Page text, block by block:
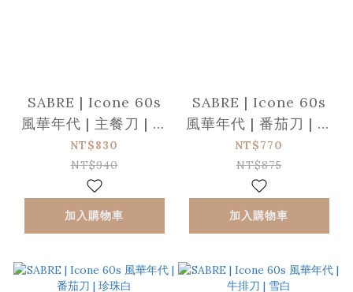
SABRE | Icone 60s
風華年代 | 主餐刀 | 珍
珠白
NT$830
NT$940
加入購物車
SABRE | Icone 60s
風華年代 | 番茄刀 | 雪
白
NT$770
NT$875
加入購物車